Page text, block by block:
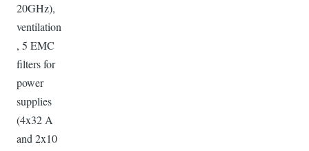
20GHz),
ventilation
, 5 EMC
filters for
power
supplies
(4x32 A
and 2x10